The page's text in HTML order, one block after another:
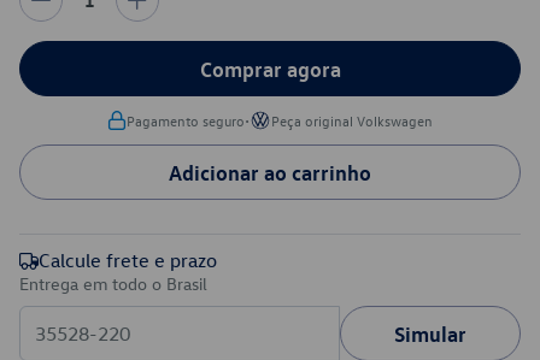
Comprar agora
Pagamento seguro• Peça original Volkswagen
Adicionar ao carrinho
Calcule frete e prazo
Entrega em todo o Brasil
Simular